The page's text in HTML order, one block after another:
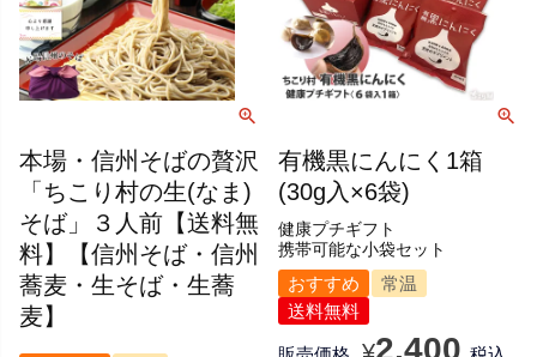
本場・信州そばの贅沢
「ちこり村の生(なま)
そば」３人前【送料無
料】【信州そば・信州
蕎麦・生そば・生蕎
麦】
健康プチギフト
携帯可能な小袋セット
有機黒にんにく1箱
(30g入×6袋)
おすすめ
常温
送料無料
2,400